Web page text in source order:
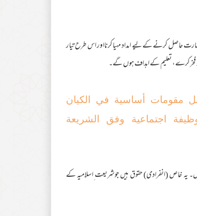
حاصل کرنے کے لیے امداد مہیا کرنااور اس طرح تیار
فخر کرے، تعلیم کے اہداف ہوں گے۔
مقومات أساسیة في الکیان
اجتماعیة وفق الشریعة
یہ خاص (انفرادی) حقوق ہیں جوشریعت ِاسلامیہ کے